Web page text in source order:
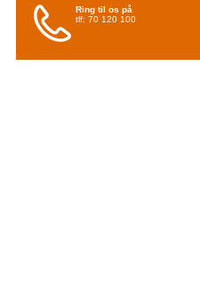
Ring til os på
tlf: 70 120 100